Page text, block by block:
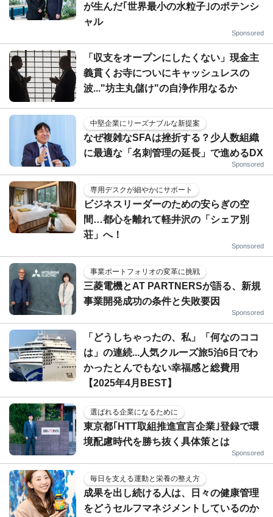
が生んだ｢世界最小の水粒子｣のポテンシ
ャル
Sponsored
「収支をオープンにしたくない」現金主
義貫くお寺についにキャッシュレスの
波..."坊主丸儲け"の自浄作用なるか
中堅企業にリーズナブルな新提案
なぜ複雑なSFAは挫折する？少人数組織
に最適な「名刺管理の延長」で進めるDX
Sponsored
専用デスクが細やかにサポート
ビジネスリーダーのための安らぎの空
間…都心を離れて軽井沢の「シェア別
荘」へ！
Sponsored
事業ポートフォリオの変革に挑戦
三菱電機とAT PARTNERSが語る、新規
事業開発成功の条件と失敗要因
Sponsored
「どうしちゃったの、私」「何なのココ
は」の連続...人気クルーズ旅5泊6日でわ
かったとんでもない幸福感と総費用
【2025年4月BEST】
選ばれる企業になるために
東京都｢HTT取組推進宣言企業｣登録で環
境配慮時代を勝ち抜く具体策とは
Sponsored
毎日を支える運動と栄養の整え方
成果を出し続ける人は、日々の健康管理
をどうセルフマネジメントしているのか